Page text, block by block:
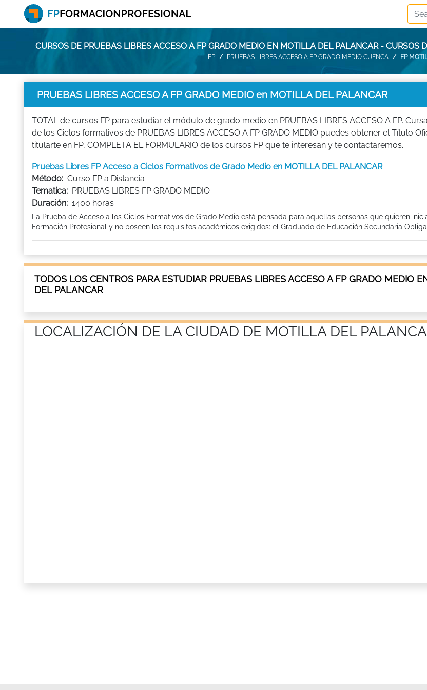
CURSOS DE PRUEBAS LIBRES ACCESO A FP GRADO MEDIO EN MOTILLA DEL PALANCAR -
FP PRUEBAS LIBRES ACCESO A FP GRADO MEDIO CUENCA FP
PRUEBAS LIBRES ACCESO A FP GRADO MEDIO en MOTILLA DEL PALANCAR
TOTAL de cursos FP para estudiar el módulo de grado medio en PRUEBAS LIBRES ACCESO A FP.
de los Ciclos formativos de PRUEBAS LIBRES ACCESO A FP GRADO MEDIO puedes obtener el Título
titularte en FP, COMPLETA EL FORMULARIO de los cursos FP que te interesan y te contactaremos.
Pruebas Libres FP Acceso a Ciclos Formativos de Grado Medio en MOTILLA DEL PALANCAR
Método: Curso FP a Distancia
Tematica: PRUEBAS LIBRES FP GRADO MEDIO
Duración: 1400 horas
La Prueba de Acceso a los Ciclos Formativos de Grado Medio está pensada para aquellas personas que quieren
Formación Profesional y no poseen los requisitos académicos exigidos: el Graduado de Educación Secundaria
TODOS LOS CENTROS PARA ESTUDIAR PRUEBAS LIBRES ACCESO A FP GRADO MEDIO
DEL PALANCAR
LOCALIZACIÓN DE LA CIUDAD DE MOTILLA DEL